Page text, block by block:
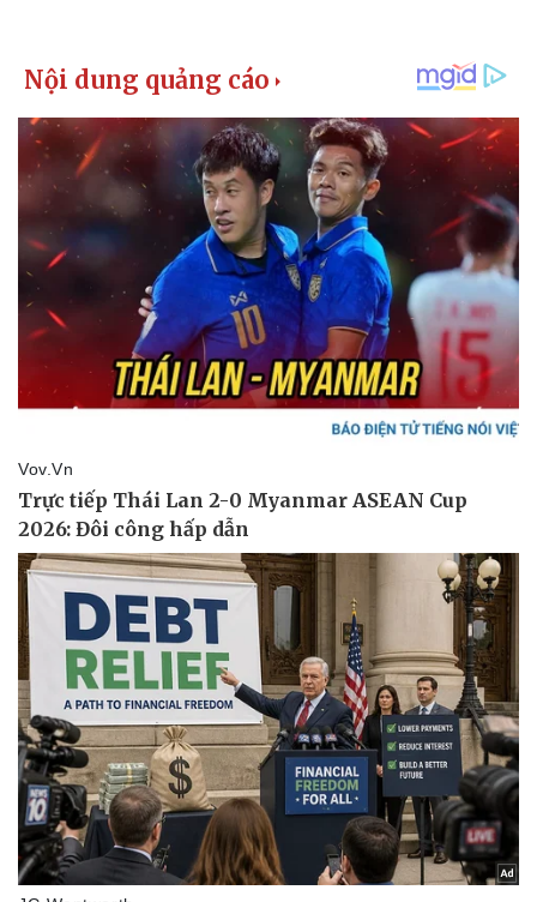
Vụ án
Tin nóng
Tư vấn luật
Vũ khí
Việt Nam
Phân tích